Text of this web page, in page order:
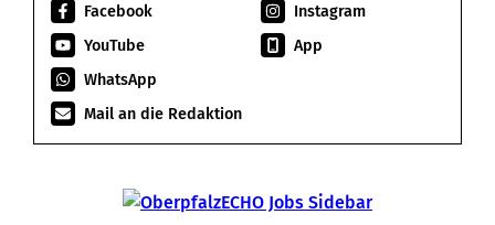
Facebook
Instagram
YouTube
App
WhatsApp
Mail an die Redaktion